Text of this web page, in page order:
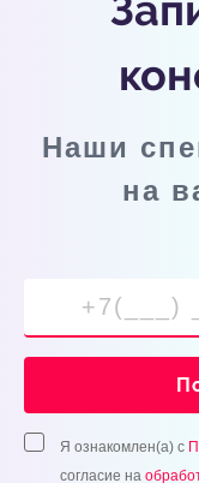
Наши
на
Я ознакомлен(а) с
согласие на